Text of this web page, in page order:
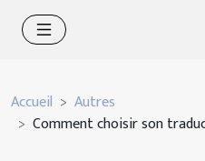
Accueil
Autres
Comment choisir son